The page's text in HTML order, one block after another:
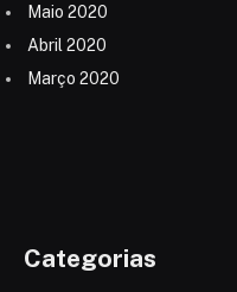
Maio 2020
Abril 2020
Março 2020
Categorias